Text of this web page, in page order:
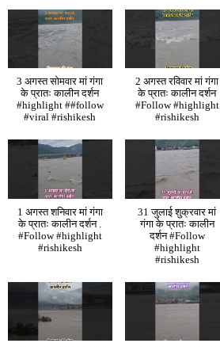
3 अगस्त सोमवार मां गंगा
के प्रातः कालीन दर्शन
#highlight ##follow
#viral #rishikesh
2 अगस्त रविवार मां गंगा
के प्रातः कालीन दर्शन
#Follow #highlight
#rishikesh
1 अगस्त शनिवार मां गंगा
के प्रातः कालीन दर्शन .
#Follow #highlight
#rishikesh
31 जुलाई शुक्रवार मां
गंगा के प्रातः कालीन
दर्शन #Follow
#highlight
#rishikesh